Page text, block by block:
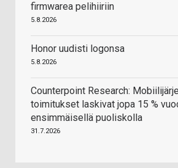
firmwarea pelihiiriin
5.8.2026
Honor uudisti logonsa
5.8.2026
Counterpoint Research:
toimitukset laskivat jopa 15 %
ensimmäisellä puoliskolla
31.7.2026